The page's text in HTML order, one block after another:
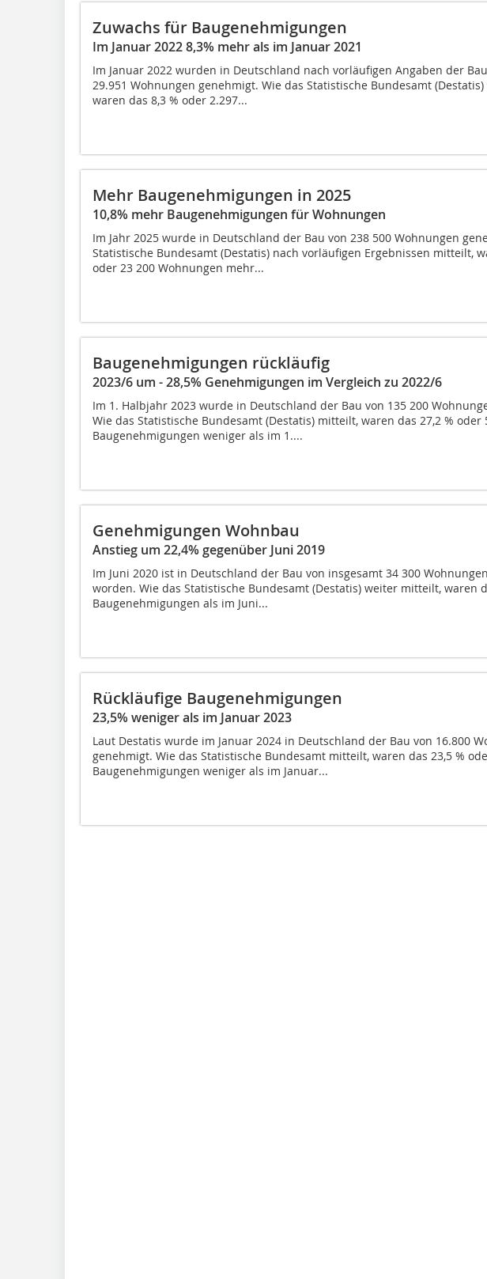
Zuwachs für Baugenehmigungen
Im Januar 2022 8,3% mehr als im Januar 2021
Im Januar 2022 wurden in Deutschland nach vorläufigen Angaben der
29.951 Wohnungen genehmigt. Wie das Statistische Bundesamt
waren das 8,3 % oder 2.297...
Mehr Baugenehmigungen in 2025
10,8% mehr Baugenehmigungen für Wohnungen
Im Jahr 2025 wurde in Deutschland der Bau von 238 500 Wohnungen
Statistische Bundesamt (Destatis) nach vorläufigen Ergebnissen mitteilt,
oder 23 200 Wohnungen mehr...
Baugenehmigungen rückläufig
2023/6 um - 28,5% Genehmigungen im Vergleich zu 2022/6
Im 1. Halbjahr 2023 wurde in Deutschland der Bau von 135 200
Wie das Statistische Bundesamt (Destatis) mitteilt, waren das 27,2 % oder
Baugenehmigungen weniger als im 1....
Genehmigungen Wohnbau
Anstieg um 22,4% gegenüber Juni 2019
Im Juni 2020 ist in Deutschland der Bau von insgesamt 34 300
worden. Wie das Statistische Bundesamt (Destatis) weiter mitteilt, waren
Baugenehmigungen als im Juni...
Rückläufige Baugenehmigungen
23,5% weniger als im Januar 2023
Laut Destatis wurde im Januar 2024 in Deutschland der Bau von 16.800
genehmigt. Wie das Statistische Bundesamt mitteilt, waren das 23,5 %
Baugenehmigungen weniger als im Januar...